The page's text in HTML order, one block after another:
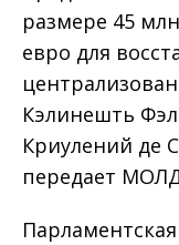
размере 45
евро для
Кэлинешть
Криулений де
передает